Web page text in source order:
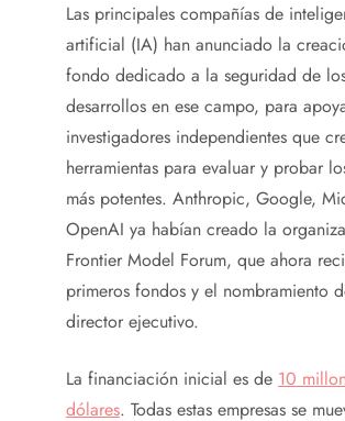
Las principales compañías de
artificial (IA) han anunciado la
fondo dedicado a la seguridad de
desarrollos en ese campo, para
investigadores independientes que
herramientas para evaluar y probar
más potentes. Anthropic, Google,
OpenAI ya habían creado la
Frontier Model Forum, que ahora
primeros fondos y el nombramiento
director ejecutivo.
La financiación inicial es de 10
dólares. Todas estas empresas se